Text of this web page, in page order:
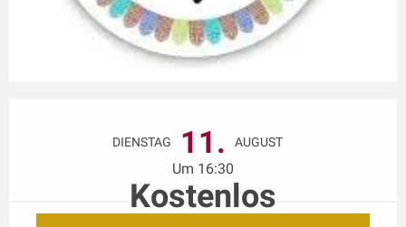
DIENSTAG 11. AUGUST
Um 16:30
Kostenlos